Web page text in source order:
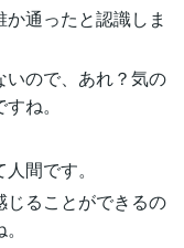
通ったと認識しま
いので、あれ？気の
ね。
間です。
じることができるの